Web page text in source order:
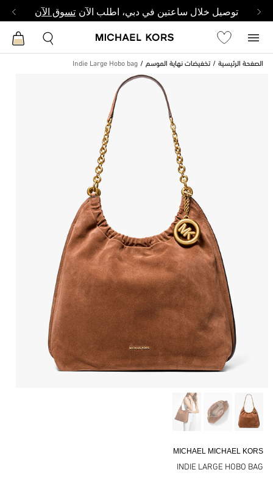
توصيل خلال ساعتين في دبي، اطلب الآن تسوق الآن
الصفحة الرئيسية تخفيضات نهاية الموسم Indie Large Hobo bag
MICHAEL MICHAEL KORS
INDIE LARGE HOBO BAG